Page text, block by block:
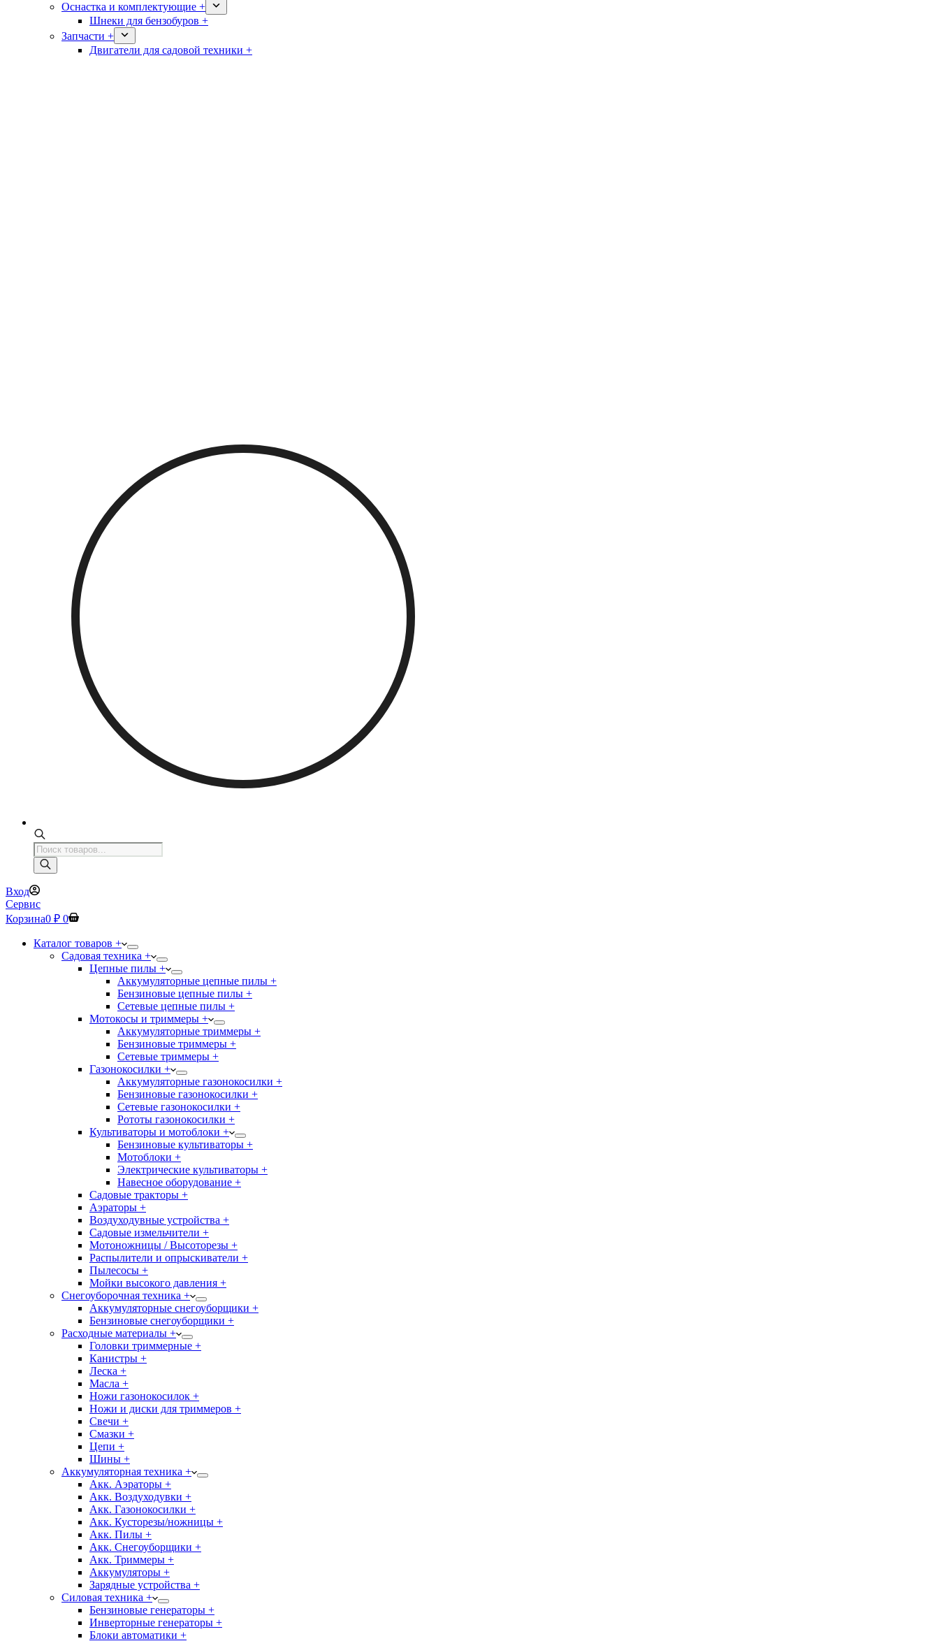
Оснастка и комплектующие +
Шнеки для бензобуров +
Запчасти +
Двигатели для садовой техники +
Поиск
товаров
Вход
Сервис
Корзина0 ₽ 0
Каталог товаров +
Садовая техника +
Цепные пилы +
Аккумуляторные цепные пилы +
Бензиновые цепные пилы +
Сетевые цепные пилы +
Мотокосы и триммеры +
Аккумуляторные триммеры +
Бензиновые триммеры +
Сетевые триммеры +
Газонокосилки +
Аккумуляторные газонокосилки +
Бензиновые газонокосилки +
Сетевые газонокосилки +
Рототы газонокосилки +
Культиваторы и мотоблоки +
Бензиновые культиваторы +
Мотоблоки +
Электрические культиваторы +
Навесное оборудование +
Садовые тракторы +
Аэраторы +
Воздуходувные устройства +
Садовые измельчители +
Мотоножницы / Высоторезы +
Распылители и опрыскиватели +
Пылесосы +
Мойки высокого давления +
Снегоуборочная техника +
Аккумуляторные снегоуборщики +
Бензиновые снегоуборщики +
Расходные материалы +
Головки триммерные +
Канистры +
Леска +
Масла +
Ножи газонокосилок +
Ножи и диски для триммеров +
Свечи +
Смазки +
Цепи +
Шины +
Аккумуляторная техника +
Акк. Аэраторы +
Акк. Воздуходувки +
Акк. Газонокосилки +
Акк. Кусторезы/ножницы +
Акк. Пилы +
Акк. Снегоуборщики +
Акк. Триммеры +
Аккумуляторы +
Зарядные устройства +
Силовая техника +
Бензиновые генераторы +
Инверторные генераторы +
Блоки автоматики +